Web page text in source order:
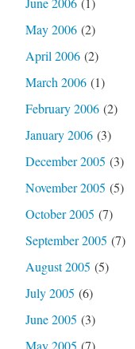
May 2006(2)
April 2006(2)
March 2006(1)
February 2006(2)
January 2006(3)
December 2005 (3)
November 2005 (5)
October 2005 (7)
September 2005 (7)
August 2005 (5)
July 2005 (6)
June 2005 (3)
May 2005 (7)